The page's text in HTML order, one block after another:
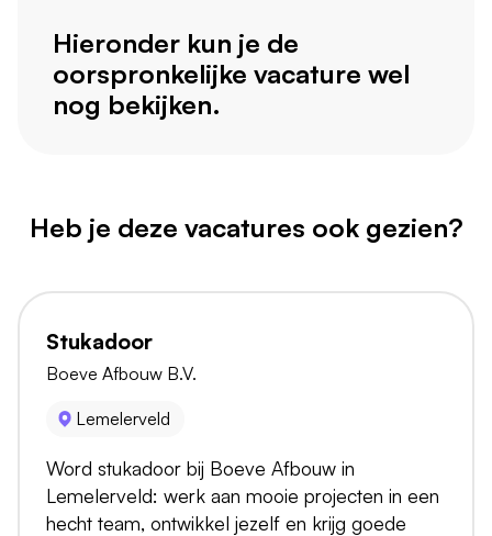
Hieronder kun je de
oorspronkelijke vacature wel
nog bekijken.
Heb je deze vacatures ook gezien?
Stukadoor
Boeve Afbouw B.V.
Lemelerveld
Word stukadoor bij Boeve Afbouw in
Lemelerveld: werk aan mooie projecten in een
hecht team, ontwikkel jezelf en krijg goede